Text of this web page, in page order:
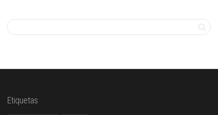
Etiquetas